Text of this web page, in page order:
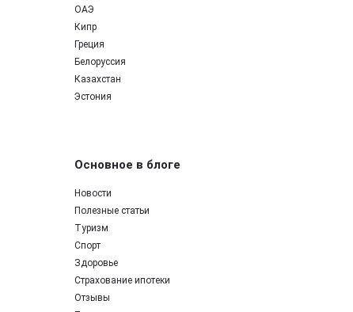
ОАЭ
Кипр
Греция
Белоруссия
Казахстан
Эстония
Основное в блоге
Новости
Полезные статьи
Туризм
Спорт
Здоровье
Страхование ипотеки
Отзывы